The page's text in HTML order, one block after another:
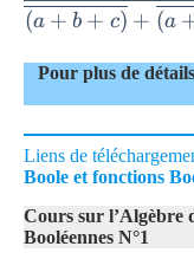
(a + b + c) + (a
Pour plus de
Liens de
Boole et fonctions
Cours sur l’Algèbre
Booléennes N°1